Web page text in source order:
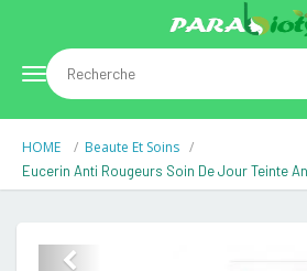
Toggle
navigation
HOME Beaute Et Soins
Eucerin Anti Rougeurs Soin De Jour Teinte